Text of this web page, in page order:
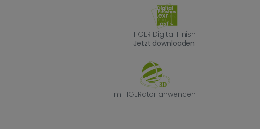
TIGER Digital Finish
Jetzt downloaden
Im TIGERator anwenden